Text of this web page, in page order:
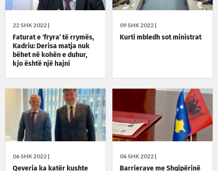
22 SHK 2022 |
Faturat e ‘fryra’ të rrymës,
Kadriu: Derisa matja nuk
bëhet në kohën e duhur,
kjo është një hajni
09 SHK 2022 |
Kurti mbledh sot ministrat
06 SHK 2022 |
Qeveria ka katër kushte
06 SHK 2022 |
Barrierave me Shqipërinë